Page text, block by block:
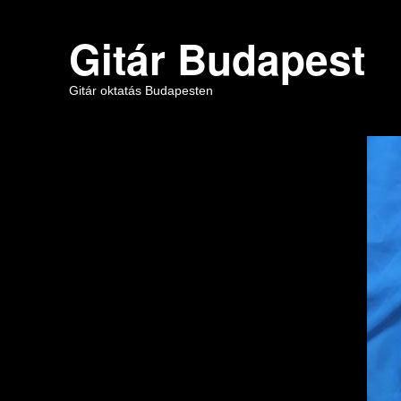
Gitár Budapest
Gitár oktatás Budapesten